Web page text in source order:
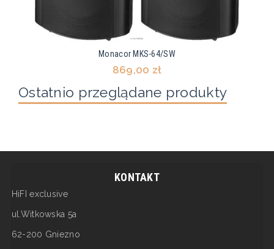
Monacor MKS-64/SW
869,00 zł
Ostatnio przeglądane produkty
KONTAKT
HiFI exclusive
ul.Witkowska 5a
62-200 Gniezno